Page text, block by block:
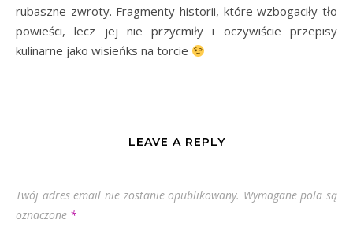
rubaszne zwroty. Fragmenty historii, które wzbogaciły tło
powieści, lecz jej nie przycmiły i oczywiście przepisy
kulinarne jako wisieńks na torcie
LEAVE A REPLY
Twój adres email nie zostanie opublikowany. Wymagane pola są
oznaczone *